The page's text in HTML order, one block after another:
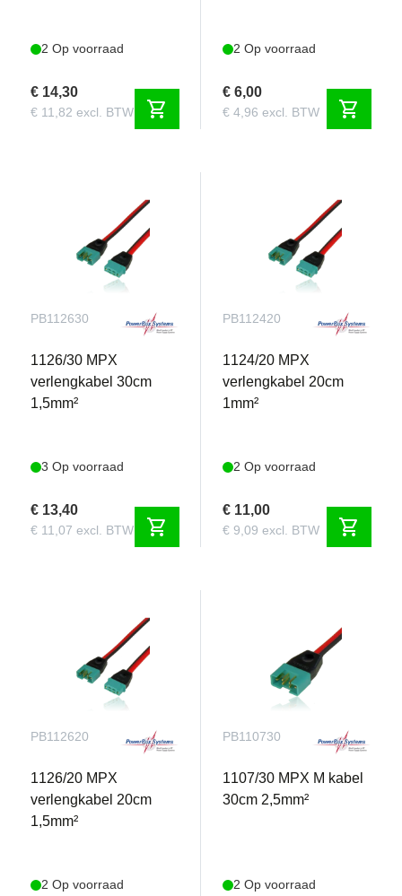
2 Op voorraad
€ 14,30
€ 11,82 excl. BTW shopping_cart
2 Op voorraad
€ 6,00
€ 4,96 excl. BTW shopping_cart
PB112630
1126/30 MPX
verlengkabel 30cm
1,5mm²
3 Op voorraad
€ 13,40
€ 11,07 excl. BTW shopping_cart
PB112420
1124/20 MPX
verlengkabel 20cm
1mm²
2 Op voorraad
€ 11,00
€ 9,09 excl. BTW shopping_cart
PB112620
1126/20 MPX
verlengkabel 20cm
1,5mm²
2 Op voorraad
PB110730
1107/30 MPX M kabel
30cm 2,5mm²
2 Op voorraad